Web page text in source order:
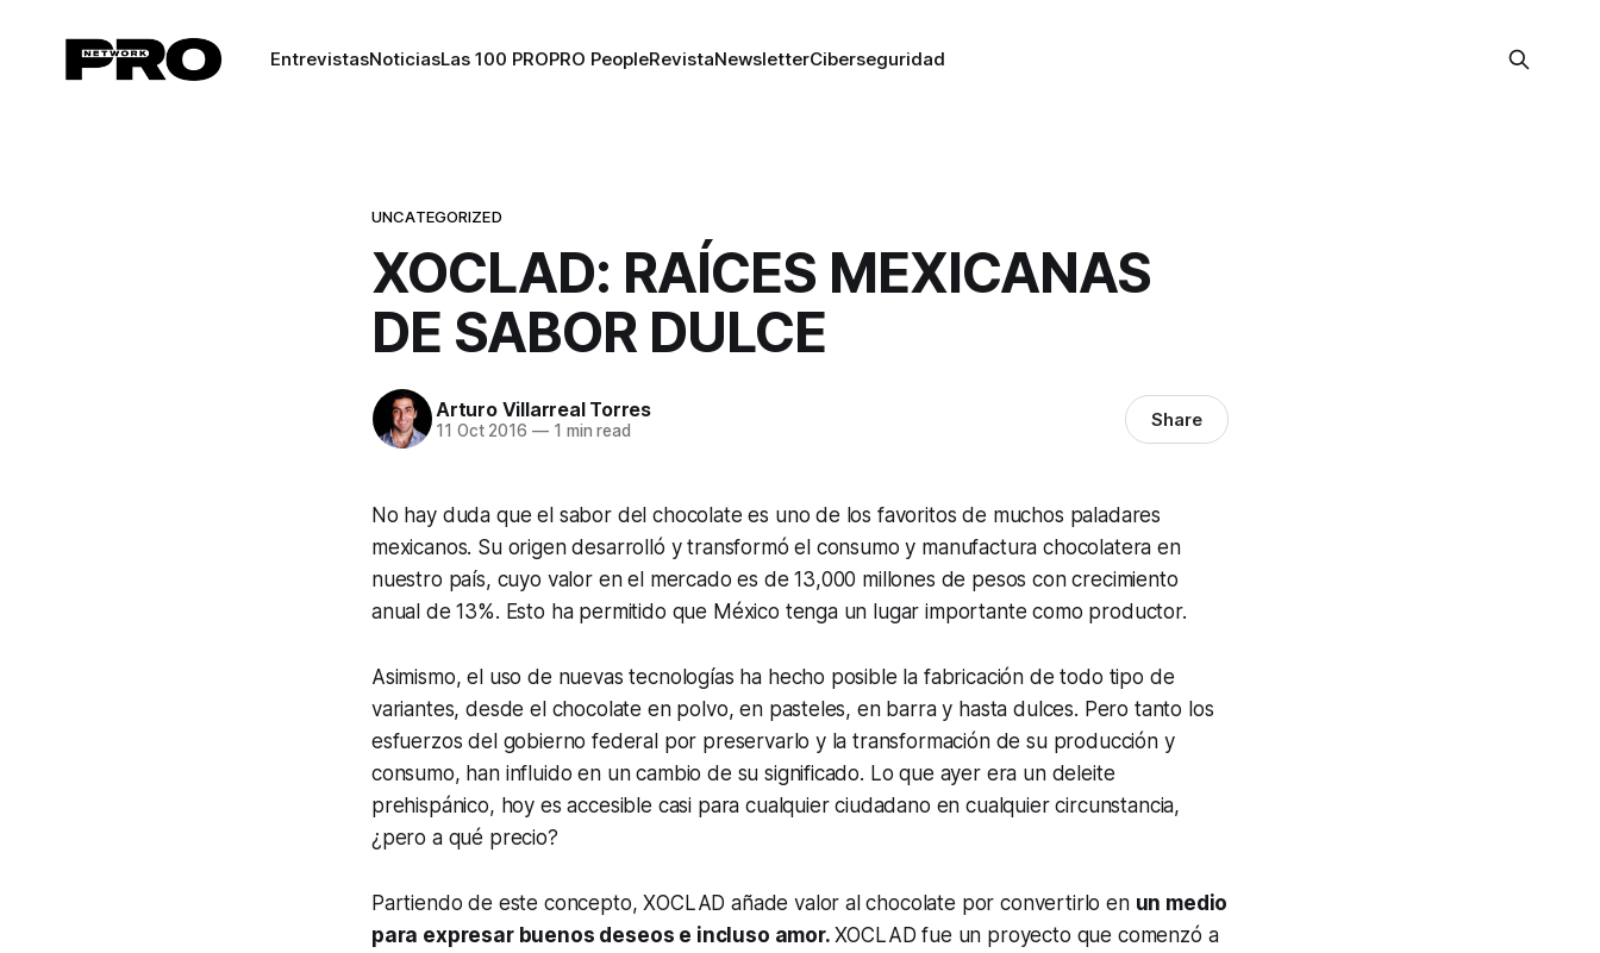
EntrevistasNoticiasLas 100 PROPRO PeopleRevistaNewsletterCiberseguridad
UNCATEGORIZED
XOCLAD: RAÍCES MEXICANAS
DE SABOR DULCE
Arturo Villarreal Torres
11 Oct 2016 —1 min read Share
No hay duda que el sabor del chocolate es uno de los favoritos de muchos paladares
mexicanos. Su origen desarrolló y transformó el consumo y manufactura chocolatera en
nuestro país, cuyo valor en el mercado es de 13,000 millones de pesos con crecimiento
anual de 13%. Esto ha permitido que México tenga un lugar importante como productor.
Asimismo, el uso de nuevas tecnologías ha hecho posible la fabricación de todo tipo de
variantes, desde el chocolate en polvo, en pasteles, en barra y hasta dulces. Pero tanto los
esfuerzos del gobierno federal por preservarlo y la transformación de su producción y
consumo, han influido en un cambio de su significado. Lo que ayer era un deleite
prehispánico, hoy es accesible casi para cualquier ciudadano en cualquier circunstancia,
¿pero a qué precio?
Partiendo de este concepto, XOCLAD añade valor al chocolate por convertirlo en un medio
para expresar buenos deseos e incluso amor. XOCLAD fue un proyecto que comenzó a